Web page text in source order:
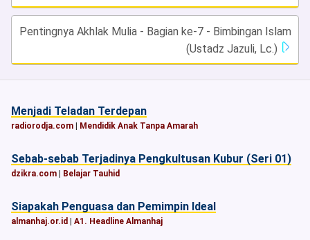
Pentingnya Akhlak Mulia - Bagian ke-7 - Bimbingan Islam
(Ustadz Jazuli, Lc.)
Menjadi Teladan Terdepan
radiorodja.com | Mendidik Anak Tanpa Amarah
Sebab-sebab Terjadinya Pengkultusan Kubur (Seri 01)
dzikra.com | Belajar Tauhid
Siapakah Penguasa dan Pemimpin Ideal
almanhaj.or.id | A1. Headline Almanhaj